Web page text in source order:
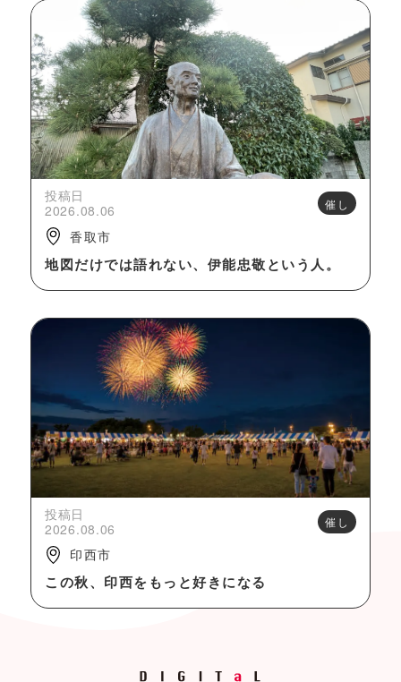
投稿日
2026.08.06
催し
香取市
地図だけでは語れない、伊能忠敬という人。
投稿日
2026.08.06
催し
印西市
この秋、印西をもっと好きになる